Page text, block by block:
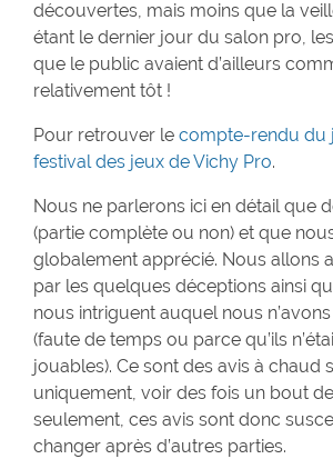
découvertes, mais moins que la
étant le dernier jour du salon pro,
que le public avaient d’ailleurs
relativement tôt !
Pour retrouver le compte-rendu du
festival des jeux de Vichy Pro.
Nous ne parlerons ici en détail que
(partie complète ou non) et que
globalement apprécié. Nous allons
par les quelques déceptions ainsi
nous intriguent auquel nous
(faute de temps ou parce qu’ils
jouables). Ce sont des avis à chaud
uniquement, voir des fois un bout
seulement, ces avis sont donc
changer après d’autres parties.